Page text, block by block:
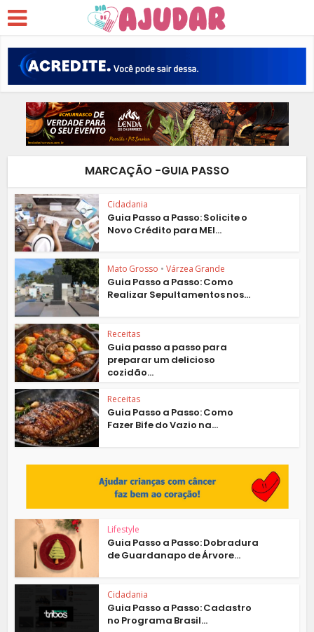
MARCAÇÃO -GUIA PASSO
Cidadania
Guia Passo a Passo: Solicite o
Novo Crédito para MEI...
Mato Grosso • Várzea Grande
Guia Passo a Passo: Como
Realizar Sepultamentos nos...
Receitas
Guia passo a passo para
preparar um delicioso
cozidão...
Receitas
Guia Passo a Passo: Como
Fazer Bife do Vazio na...
Lifestyle
Guia Passo a Passo: Dobradura
de Guardanapo de Árvore...
Cidadania
Guia Passo a Passo: Cadastro
no Programa Brasil...